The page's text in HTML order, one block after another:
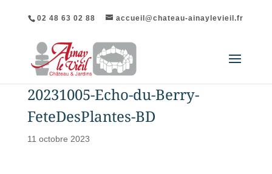
02 48 63 02 88 accueil@chateau-ainaylevieil.fr
20231005-Echo-du-Berry-
FeteDesPlantes-BD
11 octobre 2023